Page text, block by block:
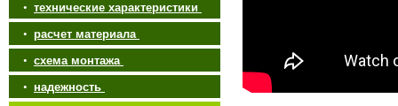
• технические характеристики
• расчет материала
• схема монтажа
• надежность